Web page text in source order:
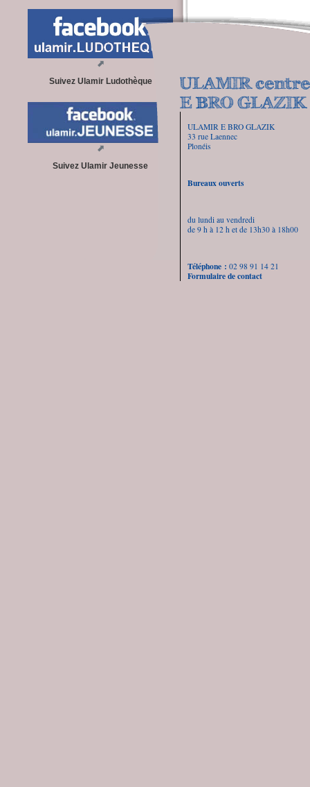
ULAMIR E BRO GLAZIK
33 rue Laennec
Plonéis
Bureaux ouverts
du lundi au vendredi
de 9 h à 12 h et de 13h30 à 18h00
Téléphone : 02 98 91 14 21
Formulaire de contact
Suivez Ulamir Ludothèque
Suivez Ulamir Jeunesse